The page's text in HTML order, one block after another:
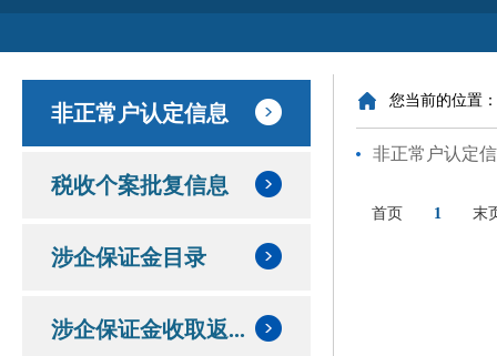
非正常户认定信息
税收个案批复信息
涉企保证金目录
涉企保证金收取返...
您当前的位置
非正常户认定
首页 1 末